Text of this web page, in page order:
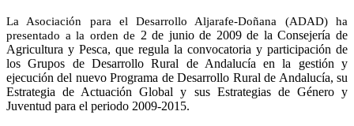
La Asociación para el Desarrollo Aljarafe-Doñana (ADAD) ha
presentado a la orden de 2 de junio de 2009 de la Consejería de
Agricultura y Pesca, que regula la convocatoria y participación de
los Grupos de Desarrollo Rural de Andalucía en la gestión y
ejecución del nuevo Programa de Desarrollo Rural de Andalucía, su
Estrategia de Actuación Global y sus Estrategias de Género y
Juventud para el periodo 2009-2015.